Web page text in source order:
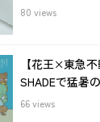
80 views
【花王×東急
SHADEで猛暑
66 views